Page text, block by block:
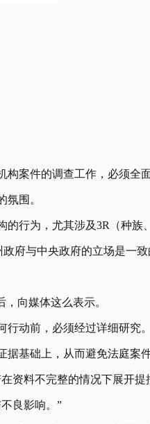
案件的调查工作，必须
氛围。
行为，尤其涉及3R（种族
府与中央政府的立场是一致
向媒体这么表示。
行动前，必须经过详细研究。
基础上，从而避免法庭案
资料不完整的情况下展开提
良影响。”